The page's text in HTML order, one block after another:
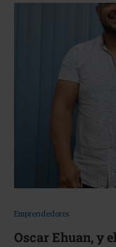
Emprendedores
Oscar Ehuan, y